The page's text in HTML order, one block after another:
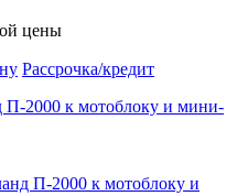
цены
Рассрочка/кредит
П-2000 к мотоблоку и мини-